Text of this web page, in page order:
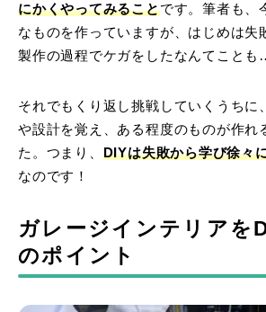
にかくやってみることです。筆者も、
なものを作っていますが、はじめは失
製作の過程でケガをしたなんてことも
それでもくり返し挑戦していくうちに
や設計を覚え、ある程度のものが作れ
た。つまり、 DIYは失敗から学び徐々
なのです！
ガレージインテリアを
のポイント